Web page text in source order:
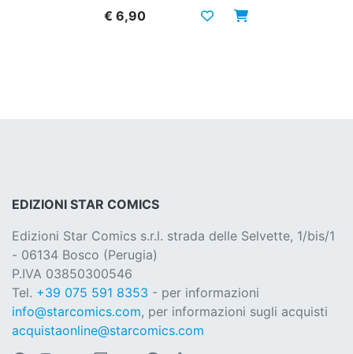
€ 6,90
EDIZIONI STAR COMICS
Edizioni Star Comics s.r.l. strada delle Selvette, 1/bis/1
- 06134 Bosco (Perugia)
P.IVA 03850300546
Tel. +39 075 591 8353 - per informazioni
info@starcomics.com, per informazioni sugli acquisti
acquistaonline@starcomics.com